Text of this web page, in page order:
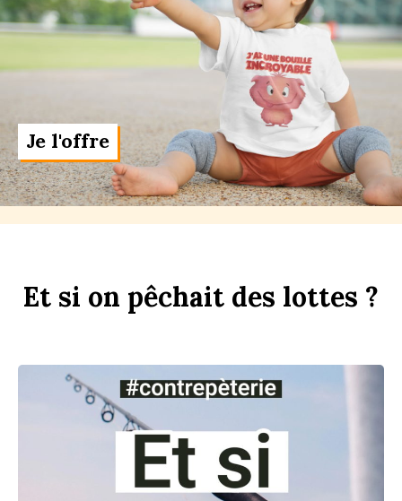
Je l'offre
Et si on pêchait des lottes ?